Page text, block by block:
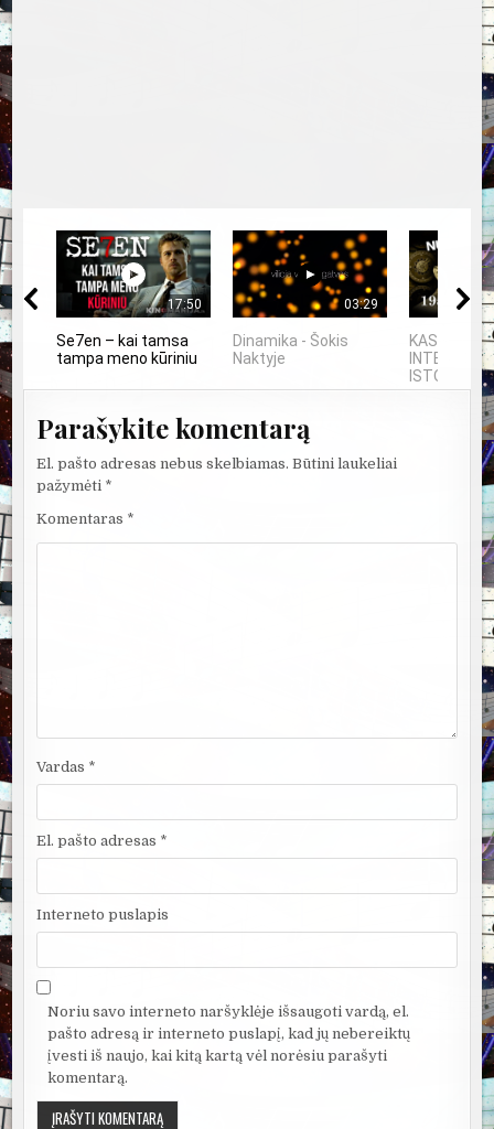
17:50
Se7en – kai tamsa
tampa meno kūriniu
03:29
Dinamika - Šokis
Naktyje
KAS
ISTORIJA
Parašykite komentarą
El. pašto adresas nebus skelbiamas. Būtini laukeliai
pažymėti *
Komentaras *
Vardas *
El. pašto adresas *
Interneto puslapis
Noriu savo interneto naršyklėje išsaugoti vardą, el.
pašto adresą ir interneto puslapį, kad jų nebereiktų
įvesti iš naujo, kai kitą kartą vėl norėsiu parašyti
komentarą.